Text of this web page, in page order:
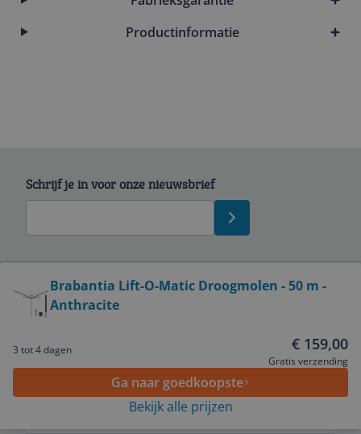
Productinformatie
Brabantia Lift-O-Matic Droogmolen - 50 m -
Anthracite
3 tot 4 dagen € 159,00
Gratis verzending
Ga naar goedkoopste
Bekijk alle prijzen
Schrijf je in voor onze nieuwsbrief
Service
Algemeen